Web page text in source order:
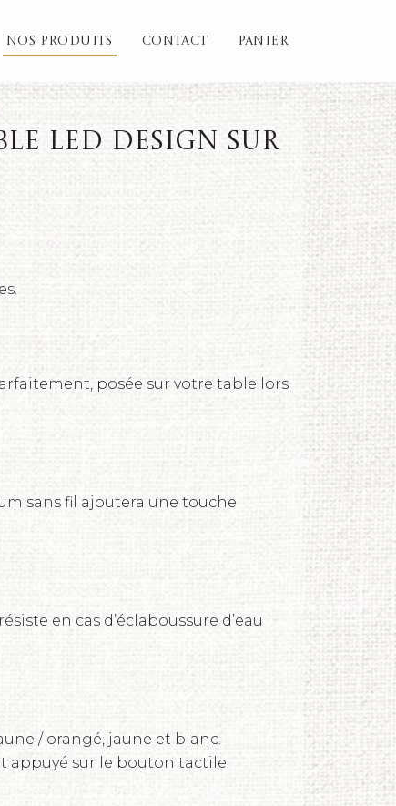
NOS PRODUITS CONTACT PANIER
led design sur
posée sur votre table lors
sans fil ajoutera une touche
en cas d’éclaboussure d’eau
/ orangé, jaune et blanc.
appuyé sur le bouton tactile.